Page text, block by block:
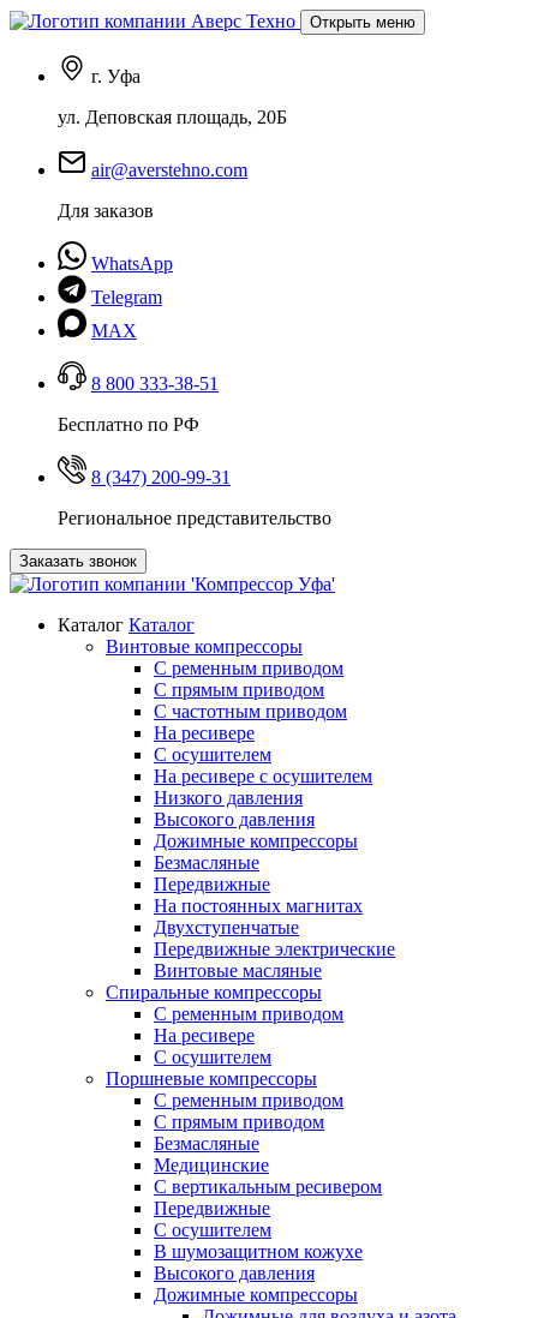
Открыть меню
г. Уфа
ул. Деповская площадь, 20Б
air@averstehno.com
Для заказов
WhatsApp
Telegram
MAX
8 800 333-38-51
Бесплатно по РФ
8 (347) 200-99-31
Региональное представительство
Заказать звонок
Каталог Каталог
Винтовые компрессоры
С ременным приводом
С прямым приводом
С частотным приводом
На ресивере
С осушителем
На ресивере с осушителем
Низкого давления
Высокого давления
Дожимные компрессоры
Безмасляные
Передвижные
На постоянных магнитах
Двухступенчатые
Передвижные электрические
Винтовые масляные
Спиральные компрессоры
С ременным приводом
На ресивере
С осушителем
Поршневые компрессоры
С ременным приводом
С прямым приводом
Безмасляные
Медицинские
С вертикальным ресивером
Передвижные
С осушителем
В шумозащитном кожухе
Высокого давления
Дожимные компрессоры